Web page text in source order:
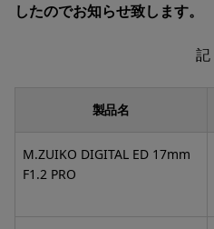
したのでお知らせ致します。
記
製品名
M.ZUIKO DIGITAL ED 17mm
F1.2 PRO